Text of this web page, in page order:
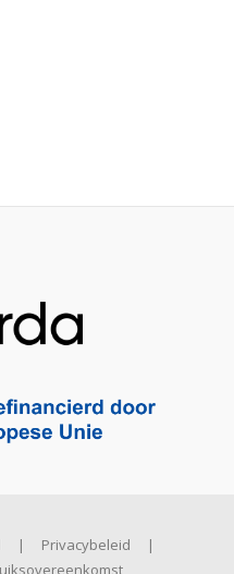
| Privacybeleid
|